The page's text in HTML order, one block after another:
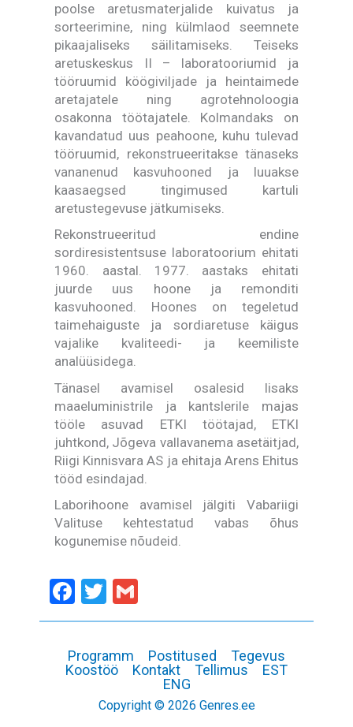
poolse aretusmaterjalide kuivatus ja
sorteerimine, ning külmlaod seemnete
pikaajaliseks säilitamiseks. Teiseks
aretuskeskus II – laboratooriumid ja
tööruumid köögiviljade ja heintaimede
aretajatele ning agrotehnoloogia
osakonna töötajatele. Kolmandaks on
kavandatud uus peahoone, kuhu tulevad
tööruumid, rekonstrueeritakse tänaseks
vananenud kasvuhooned ja luuakse
kaasaegsed tingimused kartuli
aretustegevuse jätkumiseks.
Rekonstrueeritud endine
sordiresistentsuse laboratoorium ehitati
1960. aastal. 1977. aastaks ehitati
juurde uus hoone ja remonditi
kasvuhooned. Hoones on tegeletud
taimehaiguste ja sordiaretuse käigus
vajalike kvaliteedi- ja keemiliste
analüüsidega.
Tänasel avamisel osalesid lisaks
maaeluministrile ja kantslerile majas
tööle asuvad ETKI töötajad, ETKI
juhtkond, Jõgeva vallavanema asetäitjad,
Riigi Kinnisvara AS ja ehitaja Arens Ehitus
tööd esindajad.
Laborihoone avamisel jälgiti Vabariigi
Valituse kehtestatud vabas õhus
kogunemise nõudeid.
Facebook
Twitter
Programm Postitused
Tegevus
Koostöö
Kontakt Tellimus
EST
ENG
Copyright © 2026 Genres.ee